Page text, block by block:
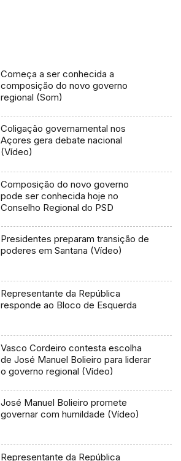
Começa a ser conhecida a
composição do novo governo
regional (Som)
Coligação governamental nos
Açores gera debate nacional
(Vídeo)
Composição do novo governo
pode ser conhecida hoje no
Conselho Regional do PSD
Presidentes preparam transição de
poderes em Santana (Vídeo)
Representante da República
responde ao Bloco de Esquerda
Vasco Cordeiro contesta escolha
de José Manuel Bolieiro para liderar
o governo regional (Vídeo)
José Manuel Bolieiro promete
governar com humildade (Vídeo)
Representante da República